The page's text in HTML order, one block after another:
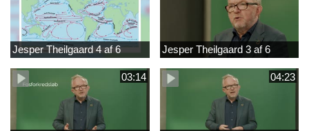
Jesper Theilgaard 4 af 6 Jesper Theilgaard 3 af 6
03:14 04:23